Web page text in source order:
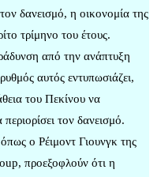
δανεισμό, η οικονομία της
τρίμηνο του έτους.
από την ανάπτυξη
αυτός εντυπωσιάζει,
του Πεκίνου να
τον δανεισμό.
ο Ρέιμοντ Γιουνγκ της
προεξοφλούν ότι η